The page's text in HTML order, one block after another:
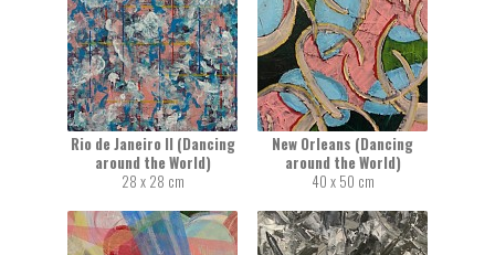
Rio de Janeiro II (Dancing
around the World)
28 x 28 cm
New Orleans (Dancing
around the World)
40 x 50 cm